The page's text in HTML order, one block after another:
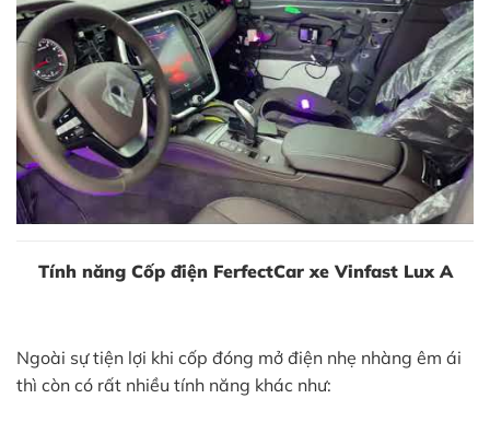
Tính năng Cốp điện FerfectCar xe Vinfast Lux A
Ngoài sự tiện lợi khi cốp đóng mở điện nhẹ nhàng êm ái
thì còn có rất nhiều tính năng khác như: